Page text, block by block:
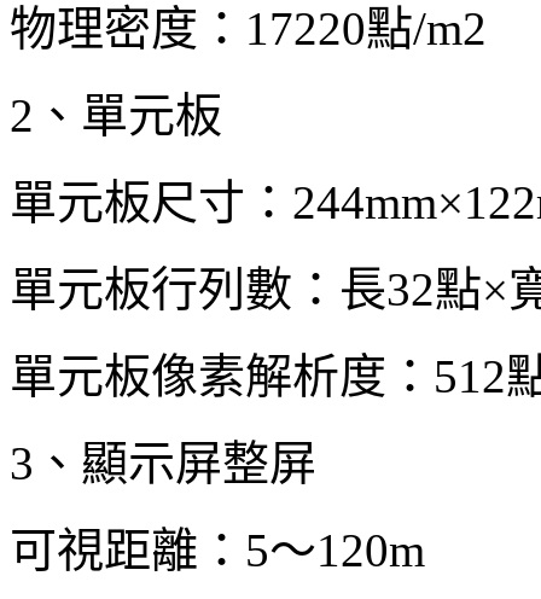
物理密度：17220點/m2
2、單元板
單元板尺寸：
單元板行列數：長32點×
單元板像素解析度：512
3、顯示屏整屏
可視距離：5～120m